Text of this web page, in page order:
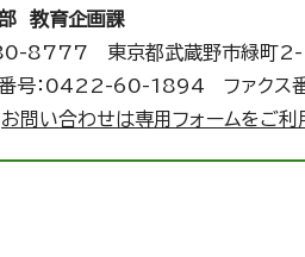
教育企画課
8777 東京都武蔵野市緑町
号：0422-60-1894 ファク
お問い合わせは専用フォームをご利